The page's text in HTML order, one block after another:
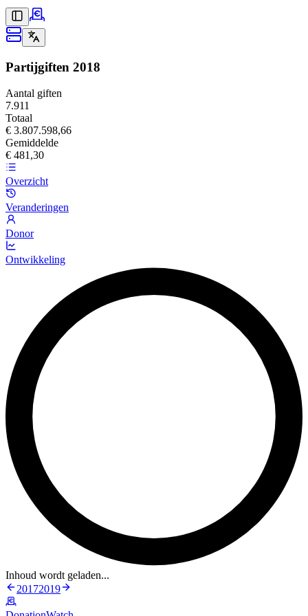
Partijgiften 2018
Aantal giften
7.911
Totaal
€ 3.807.598,66
Gemiddelde
€ 481,30
Overzicht
Veranderingen
Donor
Ontwikkeling
Inhoud wordt geladen...
20172019